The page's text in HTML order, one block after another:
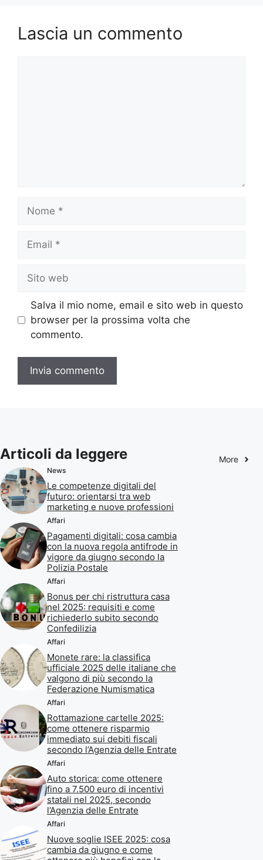
Lascia un commento
web
Salva il mio nome, email e sito web in questo
browser per la prossima volta che
commento.
Articoli da leggere More
News
Le competenze digitali del
futuro: orientarsi tra web
marketing e nuove professioni
Affari
Pagamenti digitali: cosa cambia
con la nuova regola antifrode in
vigore da giugno secondo la
Polizia Postale
Affari
Bonus per chi ristruttura casa
nel 2025: requisiti e come
richiederlo subito secondo
Confedilizia
Affari
Monete rare: la classifica
ufficiale 2025 delle italiane che
valgono di più secondo la
Federazione Numismatica
Affari
Rottamazione cartelle 2025:
come ottenere risparmio
immediato sui debiti fiscali
secondo l’Agenzia delle Entrate
Affari
Auto storica: come ottenere
fino a 7.500 euro di incentivi
statali nel 2025, secondo
l’Agenzia delle Entrate
Affari
Nuove soglie ISEE 2025: cosa
cambia da giugno e come